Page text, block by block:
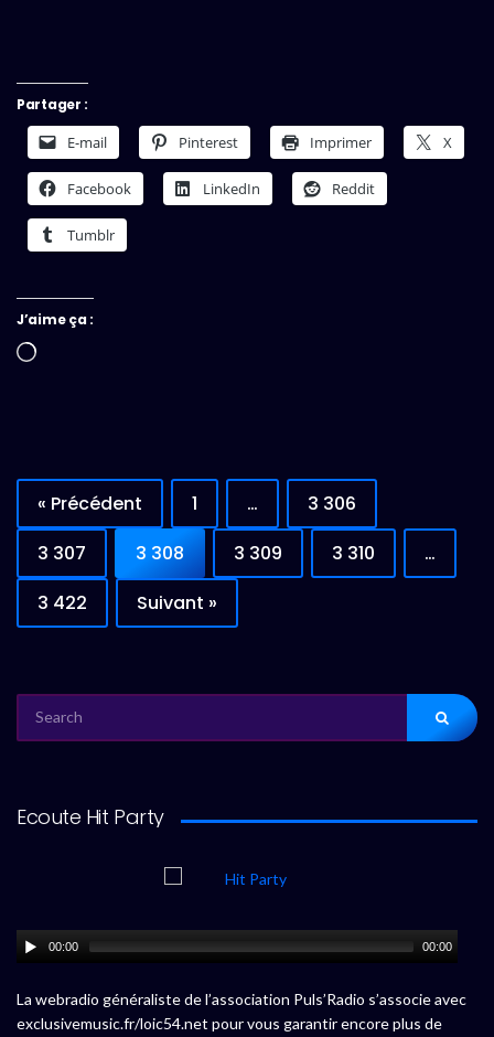
Partager :
E-mail Pinterest Imprimer X
Facebook LinkedIn Reddit
Tumblr
J’aime ça :
Chargement…
« Précédent 1 …
3 306
3 307
3 308 3 309 3 310
…
3 422
Suivant »
FOR:
Ecoute Hit Party
00:00 00:00
La webradio généraliste de l’association Puls’Radio s’associe avec
exclusivemusic.fr/loic54.net pour vous garantir encore plus de